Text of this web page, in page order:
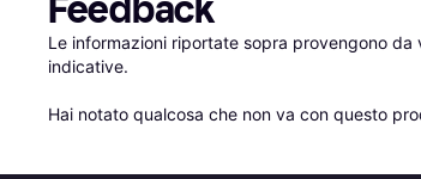
Feedback
Le informazioni riportate sopra provengono
indicative.
Hai notato qualcosa che non va con questo